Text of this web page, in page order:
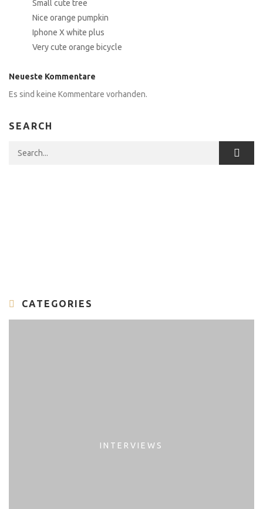
Small cute tree
Nice orange pumpkin
Iphone X white plus
Very cute orange bicycle
Neueste Kommentare
Es sind keine Kommentare vorhanden.
SEARCH
Search for:
CATEGORIES
INTERVIEWS